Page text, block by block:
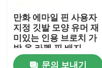
회사 소개
공장 투어
만화 에마일 핀 사용자
지정 깃발 모양 유머 재
미있는 인용 브로치 가
방 옷 라펠 핀 배지
문의 보내기